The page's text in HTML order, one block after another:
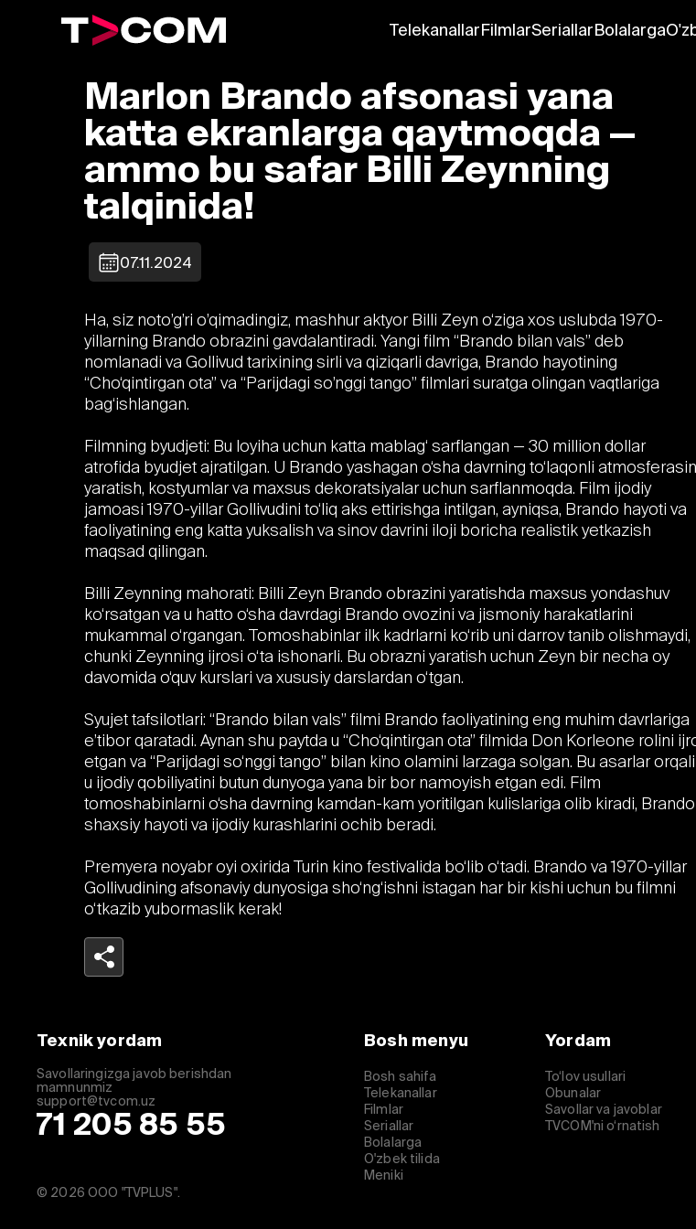
TelekanallarFilmlarSeriallarBolalarga
Marlon Brando afsonasi yana
katta ekranlarga qaytmoqda —
ammo bu safar Billi Zeynning
talqinida!
07.11.2024
Ha, siz noto’g’ri o’qimadingiz, mashhur aktyor Billi Zeyn o‘ziga xos uslubda 1970-
yillarning Brando obrazini gavdalantiradi. Yangi film “Brando bilan vals” deb
nomlanadi va Gollivud tarixining sirli va qiziqarli davriga, Brando hayotining
“Cho‘qintirgan ota” va “Parijdagi so’nggi tango” filmlari suratga olingan vaqtlariga
bag‘ishlangan.
Filmning byudjeti: Bu loyiha uchun katta mablag‘ sarflangan — 30 million dollar
atrofida byudjet ajratilgan. U Brando yashagan o‘sha davrning to‘laqonli
yaratish, kostyumlar va maxsus dekoratsiyalar uchun sarflanmoqda. Film ijodiy
jamoasi 1970-yillar Gollivudini to‘liq aks ettirishga intilgan, ayniqsa, Brando hayoti va
faoliyatining eng katta yuksalish va sinov davrini iloji boricha realistik yetkazish
maqsad qilingan.
Billi Zeynning mahorati: Billi Zeyn Brando obrazini yaratishda maxsus yondashuv
ko‘rsatgan va u hatto o‘sha davrdagi Brando ovozini va jismoniy harakatlarini
mukammal o‘rgangan. Tomoshabinlar ilk kadrlarni ko‘rib uni darrov tanib olishmaydi,
chunki Zeynning ijrosi o‘ta ishonarli. Bu obrazni yaratish uchun Zeyn bir necha oy
davomida o‘quv kurslari va xususiy darslardan o‘tgan.
Syujet tafsilotlari: “Brando bilan vals” filmi Brando faoliyatining eng muhim davrlariga
e’tibor qaratadi. Aynan shu paytda u “Cho‘qintirgan ota” filmida Don Korleone rolini
etgan va “Parijdagi so‘nggi tango” bilan kino olamini larzaga solgan. Bu asarlar orqali
u ijodiy qobiliyatini butun dunyoga yana bir bor namoyish etgan edi. Film
tomoshabinlarni o‘sha davrning kamdan-kam yoritilgan kulislariga olib kiradi, Brando
shaxsiy hayoti va ijodiy kurashlarini ochib beradi.
Premyera noyabr oyi oxirida Turin kino festivalida bo‘lib o‘tadi. Brando va 1970-yillar
Gollivudining afsonaviy dunyosiga sho‘ng‘ishni istagan har bir kishi uchun bu filmni
o‘tkazib yubormaslik kerak!
Texnik yordam
Savollaringizga javob berishdan
mamnunmiz
support@tvcom.uz
71 205 85 55
© 2026 ООО "TVPLUS".
Bosh menyu
Bosh sahifa
Telekanallar
Filmlar
Seriallar
Bolalarga
O'zbek tilida
Meniki
Yordam
To‘lov usullari
Obunalar
Savollar va javoblar
TVCOM'ni o‘rnatish